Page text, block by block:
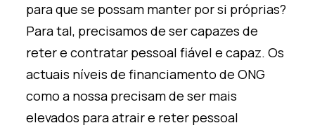
para que se possam manter por si próprias?
Para tal, precisamos de ser capazes de
reter e contratar pessoal fiável e capaz. Os
actuais níveis de financiamento de ONG
como a nossa precisam de ser mais
elevados para atrair e reter pessoal